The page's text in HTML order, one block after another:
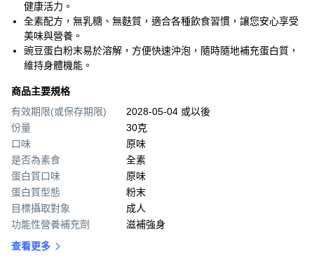
健康活力。
全素配方，無乳糖、無麩質，適合各種飲食習慣，讓您安心享受
美味與營養。
豌豆蛋白粉末易於溶解，方便快速沖泡，隨時隨地補充蛋白質，
維持身體機能。
商品主要規格
有效期限(或保存期限)
2028-05-04 或以後
份量
30克
口味
原味
是否為素食
全素
蛋白質口味
原味
蛋白質型態
粉末
目標攝取對象
成人
功能性營養補充劑
滋補強身
查看更多